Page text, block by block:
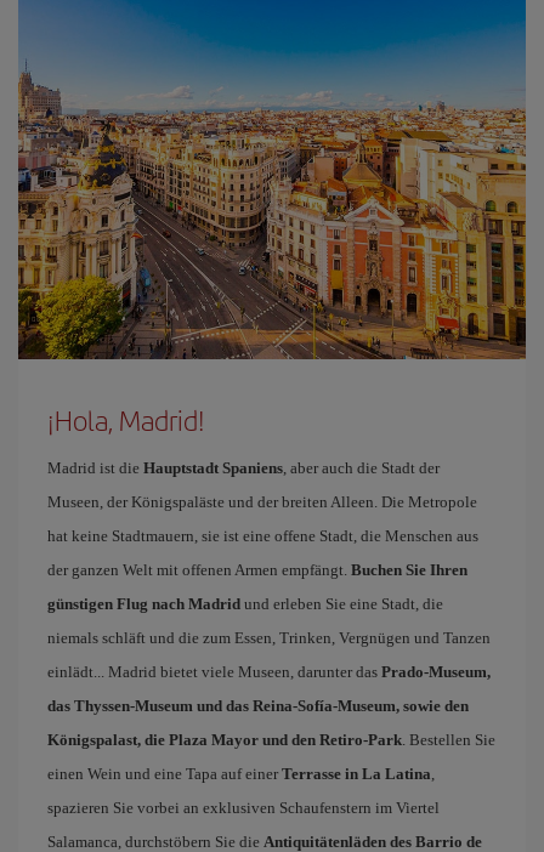
¡Hola, Madrid!
Madrid ist die Hauptstadt Spaniens, aber auch die Stadt der
Museen, der Königspaläste und der breiten Alleen. Die Metropole
hat keine Stadtmauern, sie ist eine offene Stadt, die Menschen aus
der ganzen Welt mit offenen Armen empfängt. Buchen Sie Ihren
günstigen Flug nach Madrid und erleben Sie eine Stadt, die
niemals schläft und die zum Essen, Trinken, Vergnügen und Tanzen
einlädt... Madrid bietet viele Museen, darunter das Prado-Museum,
das Thyssen-Museum und das Reina-Sofía-Museum, sowie den
Königspalast, die Plaza Mayor und den Retiro-Park. Bestellen Sie
einen Wein und eine Tapa auf einer Terrasse in La Latina,
spazieren Sie vorbei an exklusiven Schaufenstern im Viertel
Salamanca, durchstöbern Sie die Antiquitätenläden des Barrio de